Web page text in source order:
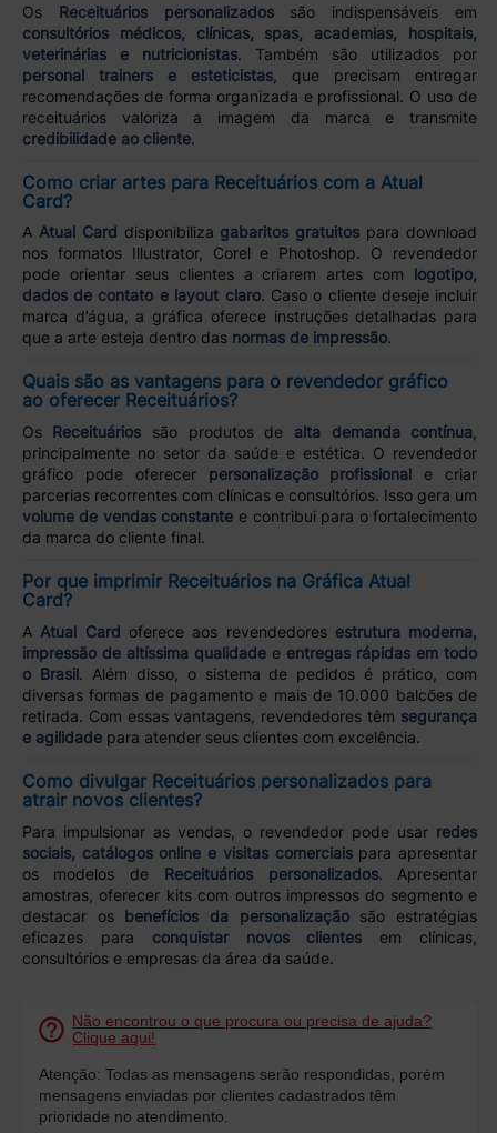
Os Receituários personalizadossão indispensáveis em
consultórios médicos, clínicas, spas, academias, hospitais,
veterinárias e nutricionistas. Também são utilizados por
personal trainers e esteticistas , que precisam entregar
recomendações de forma organizada e profissional. O uso de
receituários valoriza a imagem da marca e transmite
credibilidade ao cliente.
Como criar artes para Receituários com a Atual
Card?
A Atual Card disponibiliza gabaritos gratuitos para download
nos formatos Illustrator, Corel e Photoshop. O revendedor
pode orientar seus clientes a criarem artes com logotipo,
dados de contato e layout claro. Caso o cliente deseje incluir
marca d’água, a gráfica oferece instruções detalhadas para
que a arte esteja dentro das normas de impressão.
Quais são as vantagens para o revendedor gráfico
ao oferecer Receituários?
Os Receituários são produtos de alta demanda contínua
principalmente no setor da saúde e estética. O revendedor
gráfico pode oferecer personalização profissional e criar
parcerias recorrentes com clínicas e consultórios. Isso gera um
volume de vendas constante e contribui para o fortalecimento
da marca do cliente final.
Por que imprimir Receituários na Gráfica Atual
Card?
A Atual Card oferece aos revendedores estrutura moderna,
impressão de altíssima qualidadee entregas rápidas em todo
o Brasil. Além disso, o sistema de pedidos é prático, com
diversas formas de pagamento e mais de 10.000 balcões de
retirada. Com essas vantagens, revendedores têm segurança
e agilidadepara atender seus clientes com excelência.
Como divulgar Receituários personalizados para
atrair novos clientes?
Para impulsionar as vendas, o revendedor pode usar redes
sociais, catálogos online e visitas comerciaispara apresentar
os modelos de Receituários personalizados. Apresentar
amostras, oferecer kits com outros impressos do segmento e
destacar os benefícios da personalizaçãosão estratégias
eficazes para conquistar novos clientes em clínicas,
consultórios e empresas da área da saúde.
Não encontrou o que procura ou precisa de ajuda?
Clique aqui!
Atenção: Todas as mensagens serão respondidas, porém
mensagens enviadas por clientes cadastrados têm
prioridade no atendimento.